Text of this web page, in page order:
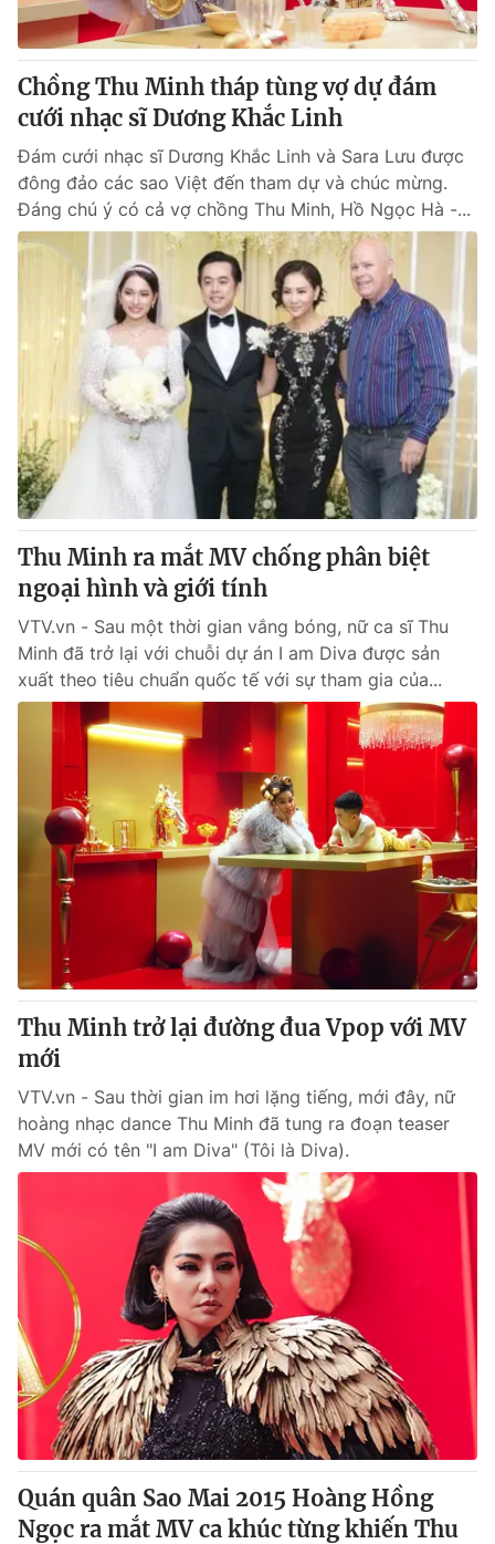
Chồng Thu Minh tháp tùng vợ dự đám
cưới nhạc sĩ Dương Khắc Linh
Đám cưới nhạc sĩ Dương Khắc Linh và Sara Lưu được
đông đảo các sao Việt đến tham dự và chúc mừng.
Đáng chú ý có cả vợ chồng Thu Minh, Hồ Ngọc Hà -...
Thu Minh ra mắt MV chống phân biệt
ngoại hình và giới tính
VTV.vn - Sau một thời gian vắng bóng, nữ ca sĩ Thu
Minh đã trở lại với chuỗi dự án I am Diva được sản
xuất theo tiêu chuẩn quốc tế với sự tham gia của...
Thu Minh trở lại đường đua Vpop với MV
mới
VTV.vn - Sau thời gian im hơi lặng tiếng, mới đây, nữ
hoàng nhạc dance Thu Minh đã tung ra đoạn teaser
MV mới có tên "I am Diva" (Tôi là Diva).
Quán quân Sao Mai 2015 Hoàng Hồng
Ngọc ra mắt MV ca khúc từng khiến Thu